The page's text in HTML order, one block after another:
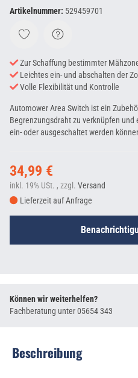
Artikelnummer: 529459701
Zur Schaffung bestimmter
Leichtes ein- und abschalten der
Volle Flexibilität und Kontrolle
Automower Area Switch ist ein
Begrenzungsdraht zu verknüpfen
ein- oder ausgeschaltet werden
34,99 €
inkl. 19% USt. , zzgl. Versand
Lieferzeit auf Anfrage
Können wir weiterhelfen?
Fachberatung unter05654 343
Beschreibung